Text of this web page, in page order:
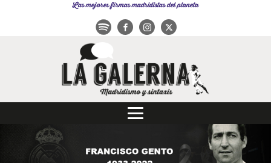
Las mejores firmas madridistas del planeta